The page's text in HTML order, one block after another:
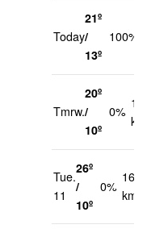
Today
21º
/
13º
100%
Tmrw.
20º
/
10º
0%
13
Tue.
11
26º
/
10º
0%
16
km/h